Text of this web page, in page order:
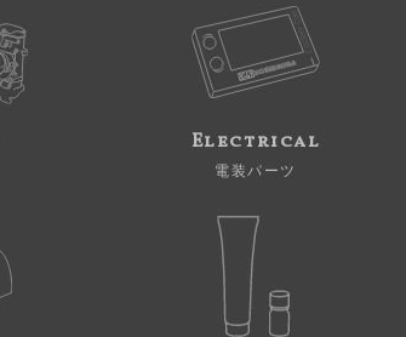
Electrical
電装パーツ